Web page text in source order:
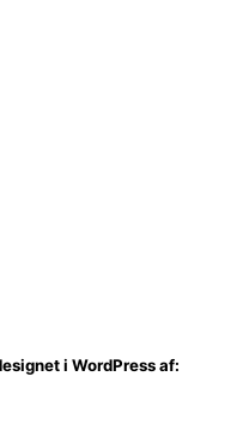
i WordPress af: